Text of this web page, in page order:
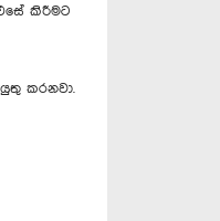
කිරීමට
කරනවා.